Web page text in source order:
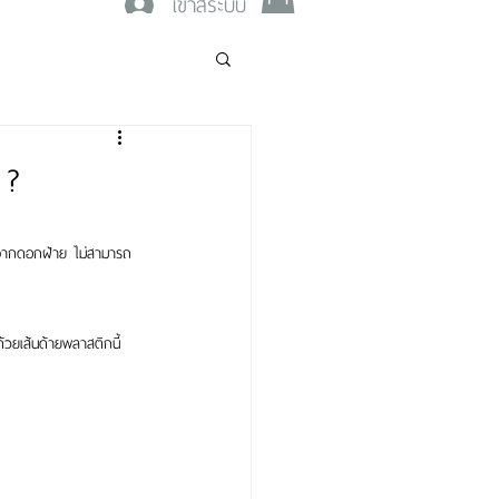
กดอกฝ้าย ไม่สามารถ
ยเส้นด้ายพลาสติกนี้